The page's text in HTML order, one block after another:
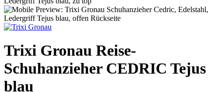
Trixi Gronau Reise-
Schuhanzieher CEDRIC Tejus
blau